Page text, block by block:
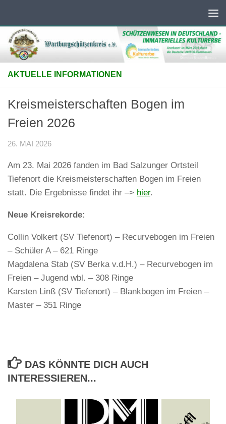
AKTUELLE INFORMATIONEN
Kreismeisterschaften Bogen im
Freien 2026
26. MAI 2026
Am 23. Mai 2026 fanden im Bad Salzunger Ortsteil
Tiefenort die Kreismeisterschaften Bogen im Freien
statt. Die Ergebnisse findet ihr –> hier.
Neue Kreisrekorde:
Collin Volkert (SV Tiefenort) – Recurvebogen im Freien
– Schüler A – 621 Ringe
Magdalena Stab (SV Berka v.d.H.) – Recurvebogen im
Freien – Jugend wbl. – 308 Ringe
Karsten Linß (SV Tiefenort) – Blankbogen im Freien –
Master – 351 Ringe
DAS KÖNNTE DICH AUCH
INTERESSIEREN...